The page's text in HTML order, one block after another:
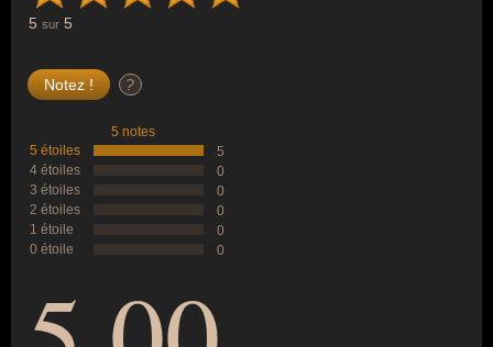
5 sur 5
?
5 notes
5 étoiles
5
4 étoiles
0
3 étoiles
0
2 étoiles
0
1 étoile
0
0 étoile
0